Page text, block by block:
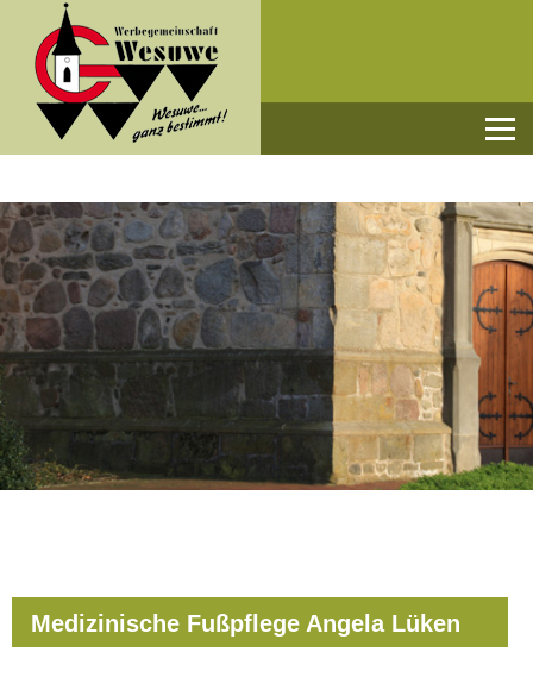
Medizinische Fußpflege Angela Lüken